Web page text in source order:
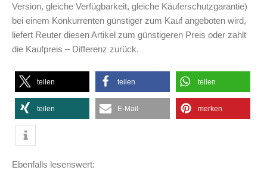
Version, gleiche Verfügbarkeit, gleiche Käuferschutzgarantie)
bei einem Konkurrenten günstiger zum Kauf angeboten wird,
liefert Reuter diesen Artikel zum günstigeren Preis oder zahlt
die Kaufpreis – Differenz zurück.
teilen teilen teilen
teilen E-Mail merken
Ebenfalls lesenswert: